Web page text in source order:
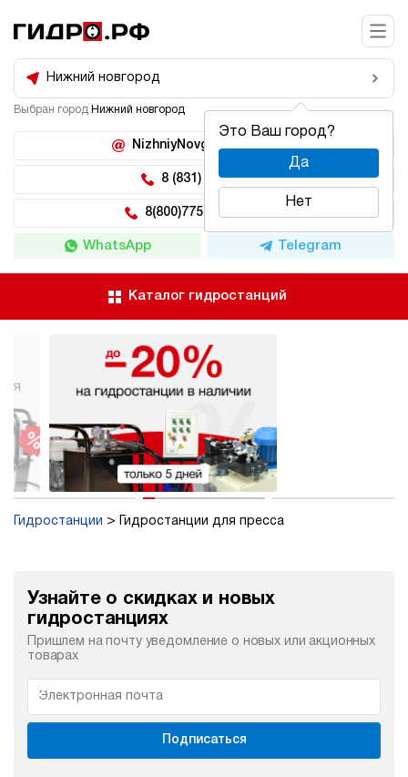
Нижний новгород
Это Ваш город?
Да
Нет
Выбран город Нижний новгород
NizhniyNovgorod@hidro.ru
8 (831) 266-47-71
8(800)775-04-62 доб 5
WhatsApp Telegram
Каталог гидростанций
Гидростанции Гидростанции для пресса
Узнайте о скидках и новых
гидростанциях
Пришлем на почту уведомление о новых или акционных
товарах
Подписаться